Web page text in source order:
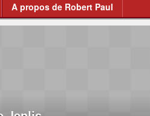
A propos de Robert Paul